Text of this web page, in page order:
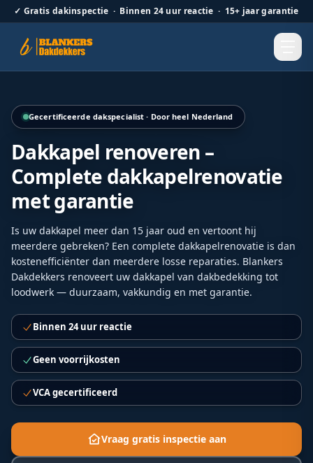
✓ Gratis dakinspectie · Binnen 24 uur reactie · 15+ jaar garantie
Gecertificeerde dakspecialist · Door heel Nederland
Dakkapel renoveren –
Complete dakkapelrenovatie
met garantie
Is uw dakkapel meer dan 15 jaar oud en vertoont hij
meerdere gebreken? Een complete dakkapelrenovatie is dan
kostenefficiënter dan meerdere losse reparaties. Blankers
Dakdekkers renoveert uw dakkapel van dakbedekking tot
loodwerk — duurzaam, vakkundig en met garantie.
Binnen 24 uur reactie
Geen voorrijkosten
VCA gecertificeerd
Vraag gratis inspectie aan